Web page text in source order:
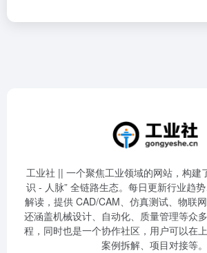
工业社 || 一个聚焦工业领域的网站，构建
识 - 人脉” 全链路生态。每日更新行业趋
解读，提供 CAD/CAM、仿真测试、物联
还涵盖机械设计、自动化、质量管理等众
程，同时也是一个协作社区，用户可以在上
案例拆解、项目对接等。